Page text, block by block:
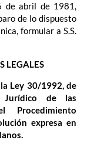
de abril de 1981,
de lo dispuesto
formular a S.S.
LEGALES
Ley 30/1992, de
Jurídico de las
Procedimiento
expresa en